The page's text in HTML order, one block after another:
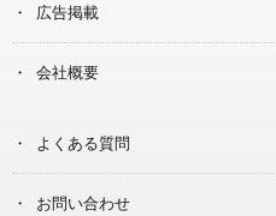
広告掲載
会社概要
よくある質問
お問い合わせ